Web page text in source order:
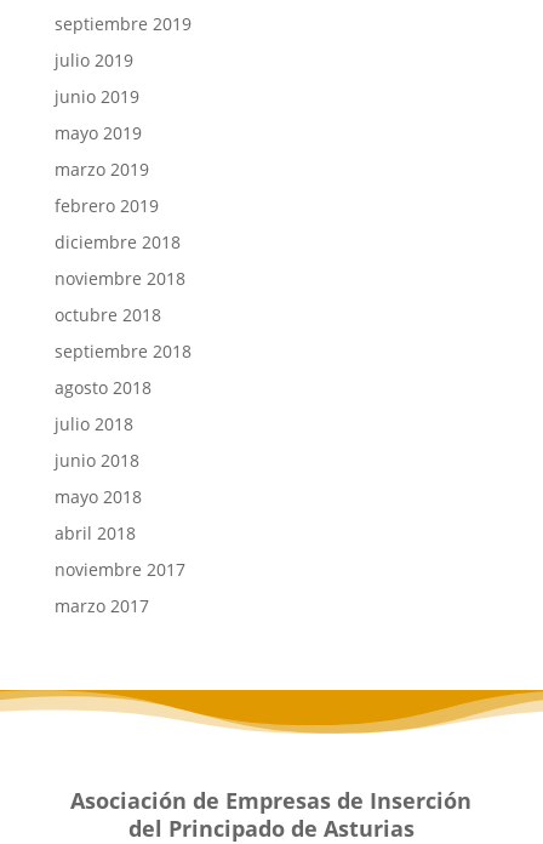
septiembre 2019
julio 2019
junio 2019
mayo 2019
marzo 2019
febrero 2019
diciembre 2018
noviembre 2018
octubre 2018
septiembre 2018
agosto 2018
julio 2018
junio 2018
mayo 2018
abril 2018
noviembre 2017
marzo 2017
Asociación de Empresas de Inserción
del Principado de Asturias